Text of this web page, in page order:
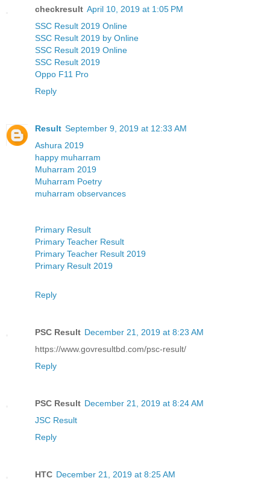
checkresult April 10, 2019 at 1:05 PM
SSC Result 2019 Online
SSC Result 2019 by Online
SSC Result 2019 Online
SSC Result 2019
Oppo F11 Pro
Reply
Result September 9, 2019 at 12:33 AM
Ashura 2019
happy muharram
Muharram 2019
Muharram Poetry
muharram observances
Primary Result
Primary Teacher Result
Primary Teacher Result 2019
Primary Result 2019
Reply
PSC Result December 21, 2019 at 8:23 AM
https://www.govresultbd.com/psc-result/
Reply
PSC Result December 21, 2019 at 8:24 AM
JSC Result
Reply
HTC December 21, 2019 at 8:25 AM